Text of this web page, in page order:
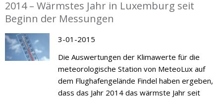
2014 – Wärmstes Jahr in Luxemburg seit
Beginn der Messungen
3-01-2015
Die Auswertungen der Klimawerte für die
meteorologische Station von MeteoLux auf
dem Flughafengelände Findel haben ergeben,
dass das Jahr 2014 das wärmste Jahr seit